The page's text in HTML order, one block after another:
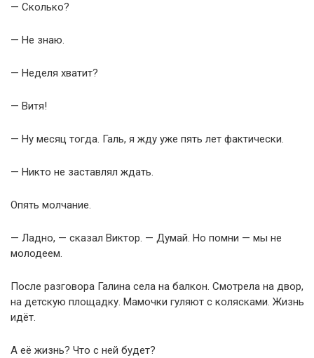
— Сколько?
— Не знаю.
— Неделя хватит?
— Витя!
— Ну месяц тогда. Галь, я жду уже пять лет фактически.
— Никто не заставлял ждать.
Опять молчание.
— Ладно, — сказал Виктор. — Думай. Но помни — мы не
молодеем.
После разговора Галина села на балкон. Смотрела на двор,
на детскую площадку. Мамочки гуляют с колясками. Жизнь
идёт.
А её жизнь? Что с ней будет?